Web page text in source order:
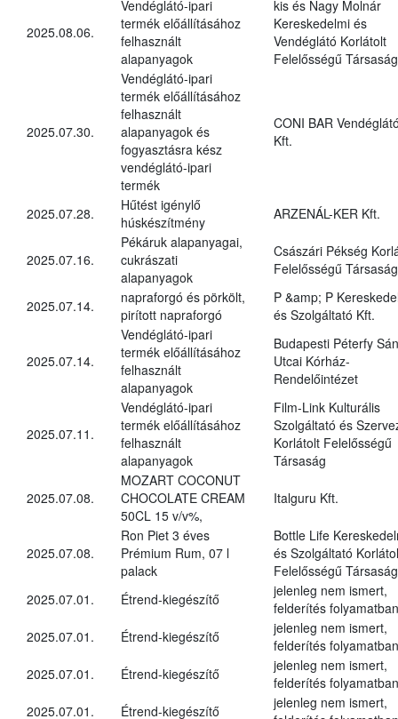
2025.08.06.
Vendéglátó-ipari
termék előállításához
felhasznált
alapanyagok
kis és Nagy Molnár
Kereskedelmi és
Vendéglátó Korlátolt
Felelősségű Társaság
2025.07.30.
Vendéglátó-ipari
termék előállításához
felhasznált
alapanyagok és
fogyasztásra kész
vendéglátó-ipari
termék
CONI BAR
Kft.
2025.07.28.
Hűtést igénylő
húskészítmény
ARZENÁL-KER Kft.
2025.07.16.
Pékáruk alapanyagai,
cukrászati
alapanyagok
Császári Pékség
Felelősségű Társaság
2025.07.14.
napraforgó és pörkölt,
pirított napraforgó
P &amp; P
és Szolgáltató Kft.
2025.07.14.
Vendéglátó-ipari
termék előállításához
felhasznált
alapanyagok
Budapesti Péterfy
Utcai Kórház-
Rendelőintézet
2025.07.11.
Vendéglátó-ipari
termék előállításához
felhasznált
alapanyagok
Film-Link Kulturális
Szolgáltató és
Korlátolt Felelősségű
Társaság
2025.07.08.
MOZART COCONUT
CHOCOLATE CREAM
50CL 15 v/v%,
Italguru Kft.
2025.07.08.
Ron Piet 3 éves
Prémium Rum, 07 l
palack
Bottle Life
és Szolgáltató
Felelősségű Társaság
2025.07.01.
Étrend-kiegészítő
jelenleg nem ismert,
felderítés folyamatban
2025.07.01.
Étrend-kiegészítő
jelenleg nem ismert,
felderítés folyamatban
2025.07.01.
Étrend-kiegészítő
jelenleg nem ismert,
felderítés folyamatban
2025.07.01.
Étrend-kiegészítő
jelenleg nem ismert,